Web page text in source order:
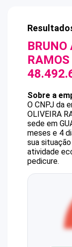
RAMOS
Sobre a
O CNPJ da
OLIVEIRA
sede em
meses e 4
sua
atividade
pedicure.